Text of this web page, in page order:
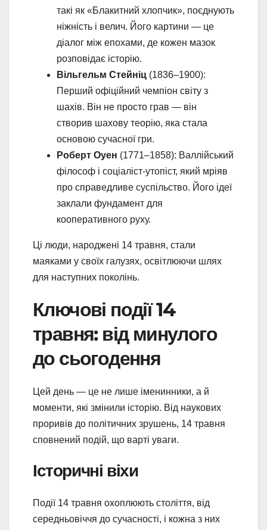
такі як «Блакитний хлопчик», поєднують
ніжність і велич. Його картини — це
діалог між епохами, де кожен мазок
розповідає історію.
Вільгельм Стейніц (1836–1900):
Перший офіційний чемпіон світу з
шахів. Він не просто грав — він
створив шахову теорію, яка стала
основою сучасної гри.
Роберт Оуен (1771–1858): Валлійський
філософ і соціаліст-утопіст, який мріяв
про справедливе суспільство. Його ідеї
заклали фундамент для
кооперативного руху.
Ці люди, народжені 14 травня, стали
маяками у своїх галузях, освітлюючи шлях
для наступних поколінь.
Ключові події 14
травня: від минулого
до сьогодення
Цей день — це не лише іменинники, а й
моменти, які змінили історію. Від наукових
проривів до політичних зрушень, 14 травня
сповнений подій, що варті уваги.
Історичні віхи
Події 14 травня охоплюють століття, від
середньовіччя до сучасності, і кожна з них